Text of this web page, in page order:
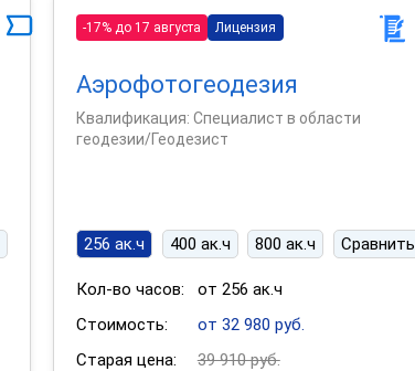
-17% до 17 августа Лицензия
Аэрофотогеодезия
Квалификация: Специалист в области
геодезии/Геодезист
256 ак.ч 400 ак.ч 800 ак.ч Сравнить
Кол-во часов:
от 256 ак.ч
Стоимость:
от 32 980 руб.
Старая цена:
39 910 руб.